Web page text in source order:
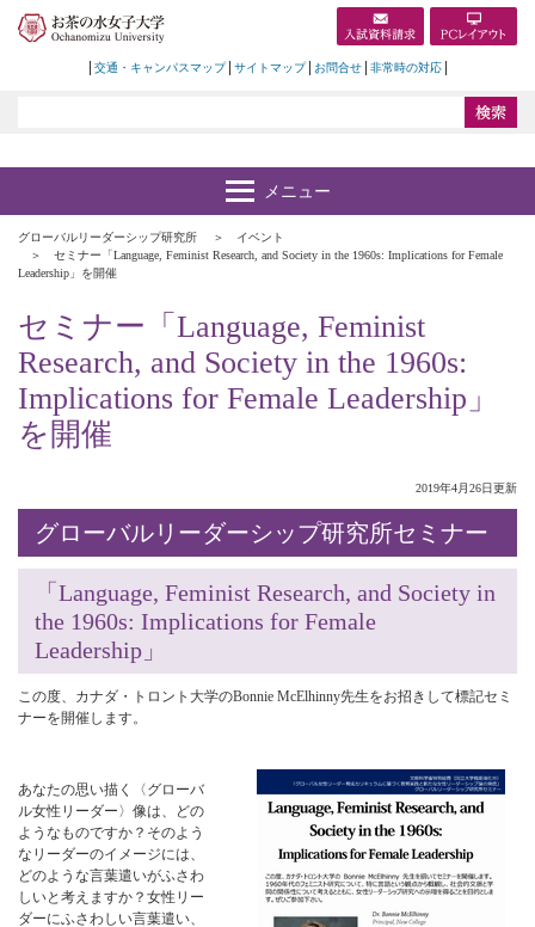
交通・キャンパスマップ サイトマップ お問合せ 非常時の対応
グローバルリーダーシップ研究所
イベント
セミナー「Language, Feminist Research, and Society in the 1960s: Implications for Female
Leadership」を開催
セミナー「Language, Feminist
Research, and Society in the 1960s:
Implications for Female Leadership」
を開催
2019年4月26日更新
グローバルリーダーシップ研究所セミナー
「Language, Feminist Research, and Society in
the 1960s: Implications for Female
Leadership」
この度、カナダ・トロント大学のBonnie McElhinny先生をお招きして標記セミ
ナーを開催します。
あなたの思い描く〈グローバ
ル女性リーダー〉像は、どの
ようなものですか？そのよう
なリーダーのイメージには、
どのような言葉遣いがふさわ
しいと考えますか？女性リー
ダーにふさわしい言葉遣い、